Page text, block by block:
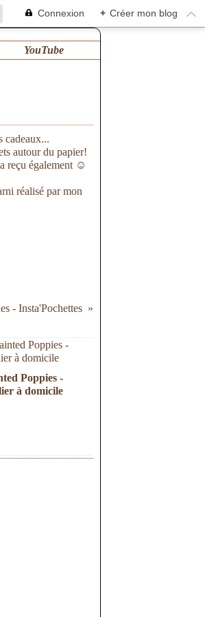
Connexion + Créer mon blog
YouTube
cadeaux...
autour du papier!
reçu également ☺
réalisé par mon
- Insta'Pochettes
Poppies -
à domicile